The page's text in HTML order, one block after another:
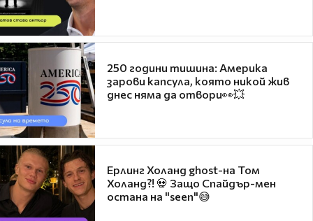
250 години тишина: Америка
зарови капсула, която никой жив
днес няма да отвори👀💥
Ерлинг Холанд ghost-на Том
Холанд?! 💀 Защо Спайдър-мен
остана на "seen"😅